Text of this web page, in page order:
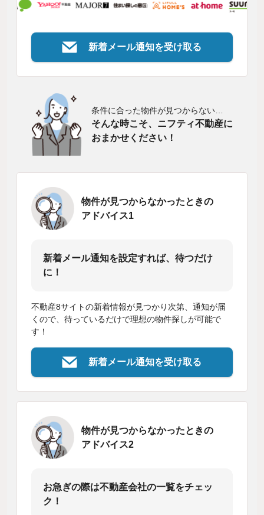
新着メール通知を受け取る
条件に合った物件が見つからない…
そんな時こそ、ニフティ不動産に
おまかせください！
物件が見つからなかったときの
アドバイス1
新着メール通知を設定すれば、待つだけ
に！
不動産8サイトの新着情報が見つかり次第、通知が届
くので、待っているだけで理想の物件探しが可能で
す！
新着メール通知を受け取る
物件が見つからなかったときの
アドバイス2
お急ぎの際は不動産会社の一覧をチェッ
ク！